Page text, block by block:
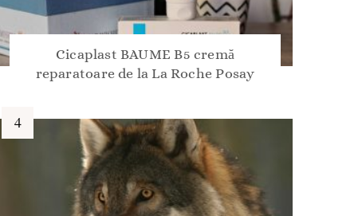
Cicaplast BAUME B5 cremă
reparatoare de la La Roche Posay